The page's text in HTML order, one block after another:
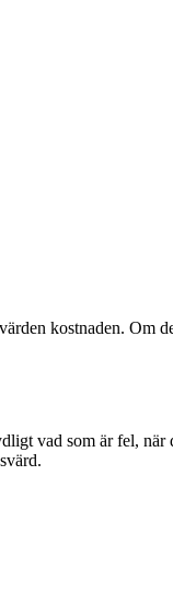
kostnaden. Om
vad som är fel,